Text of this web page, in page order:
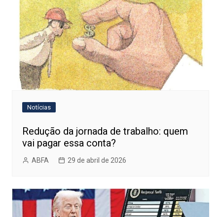
Notícias
Redução da jornada de trabalho: quem
vai pagar essa conta?
ABFA 29 de abril de 2026